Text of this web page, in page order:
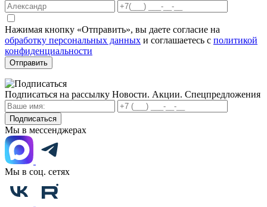
Нажимая кнопку «Отправить», вы даете согласие на
обработку персональных данных и соглашаетесь с политикой
конфиденциальности
Отправить
Подписаться на рассылку Новости. Акции. Спецпредложения
Подписаться
Мы в мессенджерах
Мы в соц. сетях